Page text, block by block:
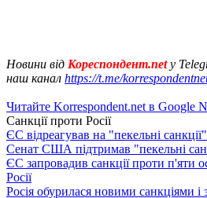
Новини від Кореспондент.netу
наш канал https://t.me/
Читайте Korrespondent.net в Google
Санкції проти Росії
ЄС відреагував на "пекельні
Сенат США підтримав "пекельні
ЄС запровадив санкції проти п'яти
Росії
Росія обурилася новими санкціями